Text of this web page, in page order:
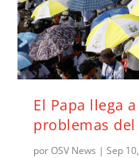
El Papa llega
problemas del
porOSV News |Sep